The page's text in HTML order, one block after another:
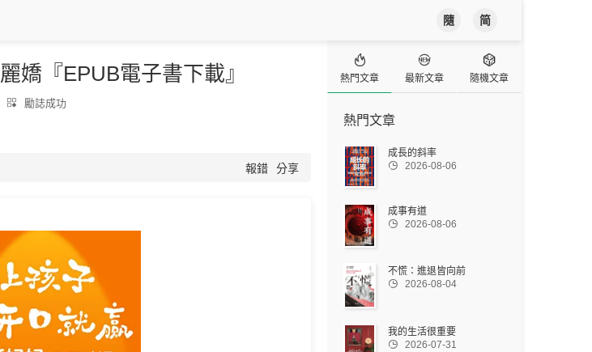
隨 简
嬌『EPUB電子書下載』

分
勵誌成功
報錯 分享

熱門文章

最新文章

隨機文章
熱門文章
成長的斜率
 2026-08-06
成事有道
 2026-08-06
不慌：進退皆向前
 2026-08-04
我的生活很重要
 2026-07-31